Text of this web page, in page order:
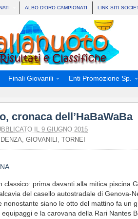
ALBO D’ORO CAMPIONATI LINK SITI
Finali Giovanili Enti Promozione Sp.
cronaca dell’HaBaWaBa
IL 9 GIUGNO 2015
, GIOVANILI , TORNEI
classico: prima davanti alla mitica piscina
del casello autostradale di Genova-
nonostante siano le otto del mattino fa un
e la carovana della Rari Nantes